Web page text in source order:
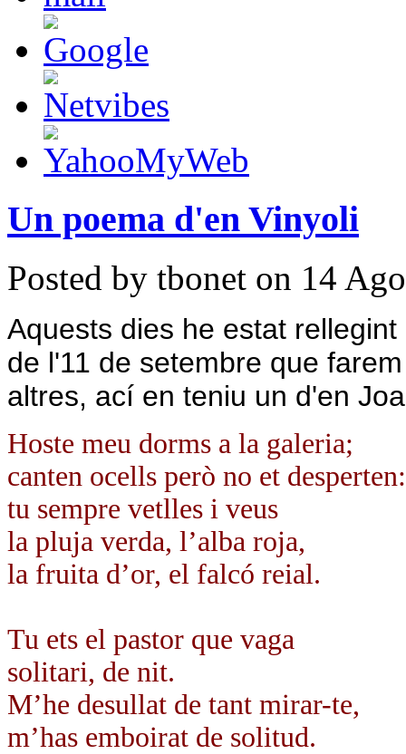
Un poema d'en Vinyoli
Posted by tbonet on 14
Aquests dies he estat
de l'11 de setembre que
altres, ací en teniu un d'en
Hoste meu dorms a la galeria;
canten ocells però no et desperten:
tu sempre vetlles i veus
la pluja verda, l’alba roja,
la fruita d’or, el falcó reial.
Tu ets el pastor que vaga
solitari, de nit.
M’he desullat de tant mirar-te,
m’has emboirat de solitud.